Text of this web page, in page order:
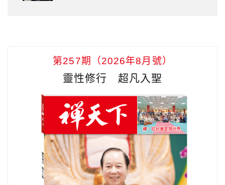
第257期（2026年8月號）
靈性修行 超凡入聖